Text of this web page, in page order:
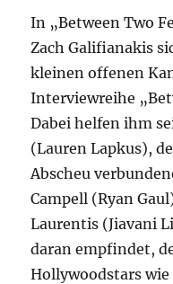
In „Between Two
Zach Galifianakis
kleinen offenen
Interviewreihe
Dabei helfen ihm
(Lauren Lapkus),
Abscheu
Campell (Ryan
Laurentis (Jiavani
daran empfindet,
Hollywoodstars